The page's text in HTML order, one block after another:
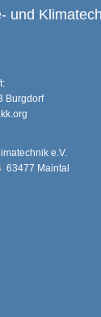
und
Burgdorf
e.V.
63477 Maintal